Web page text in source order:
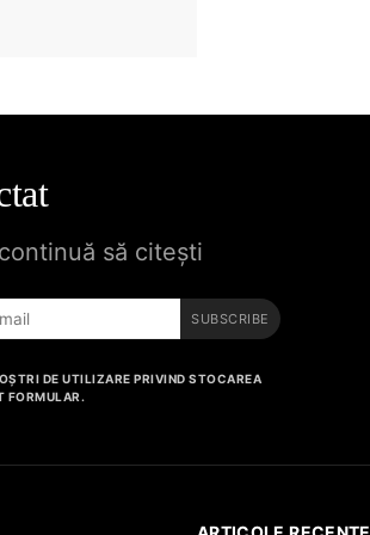
să citești
SUBSCRIBE
DE UTILIZARE PRIVIND STOCAREA
FORMULAR.